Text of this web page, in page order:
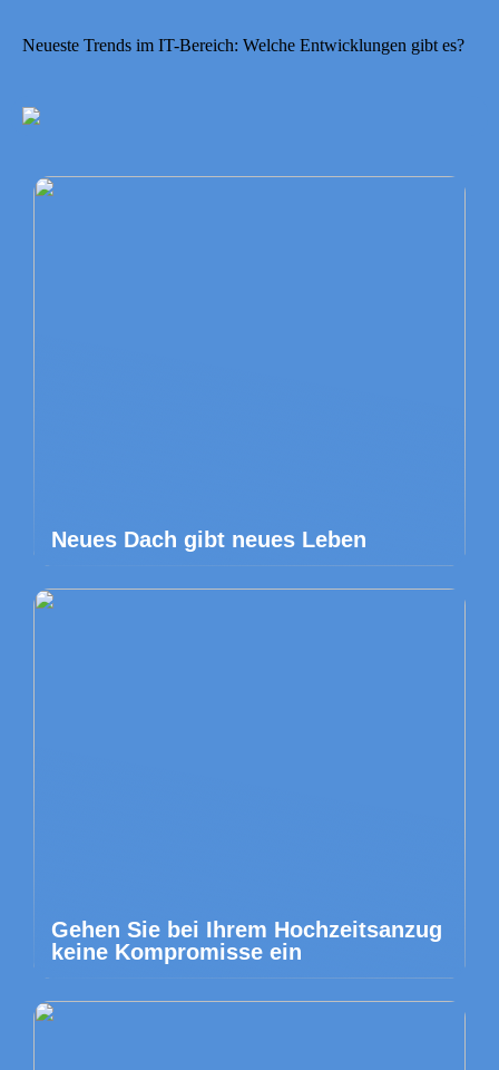
Neueste Trends im IT-Bereich: Welche Entwicklungen gibt es?
Neues Dach gibt neues Leben
Gehen Sie bei Ihrem Hochzeitsanzug
keine Kompromisse ein